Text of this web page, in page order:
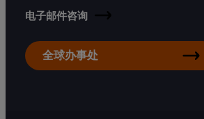
电子邮件咨询
全球办事处